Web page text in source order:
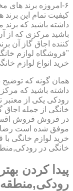
۶-امروزه برند های
کیفیت تمام این
داشته باشید که برند
باشید مرکزی که از
کننده اجاق گاز آن
"فروشگاه لوازم
خرید انواع لوازم
همان گونه که توضیح
داشته باشید که
رودکی یکی از معتبر
خانگی از جمله اجاق
در فروش فروش
موفق شده است
خرید لوازم خانگی
خانگی در
پیدا کردن